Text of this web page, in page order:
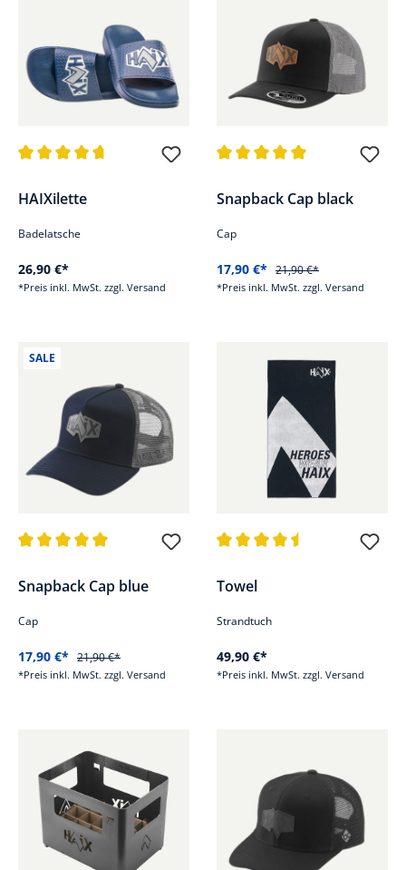
HAIXilette
Badelatsche
26,90 €*
*Preis inkl. MwSt. zzgl. Versand
Snapback Cap black
Cap
17,90 €* 21,90 €*
*Preis inkl. MwSt. zzgl. Versand
SALE
Snapback Cap blue
Cap
17,90 €* 21,90 €*
*Preis inkl. MwSt. zzgl. Versand
Towel
Strandtuch
49,90 €*
*Preis inkl. MwSt. zzgl. Versand